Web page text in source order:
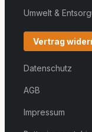
Umwelt &
Vertrag
Datenschutz
AGB
Impressum